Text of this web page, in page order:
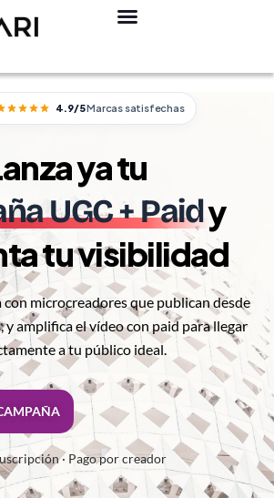
4.9/5Marcas satisfechas
ya tu
UGC + Paidy
tu visibilidad
con microcreadores que publican desde
y amplifica el vídeo con paid para llegar
a tu público ideal.
· Pago por creador